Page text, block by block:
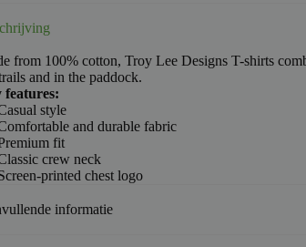
from 100% cotton, Troy Lee Designs T-shirts
and in the paddock.
features:
style
and durable fabric
fit
crew neck
printed chest logo
informatie